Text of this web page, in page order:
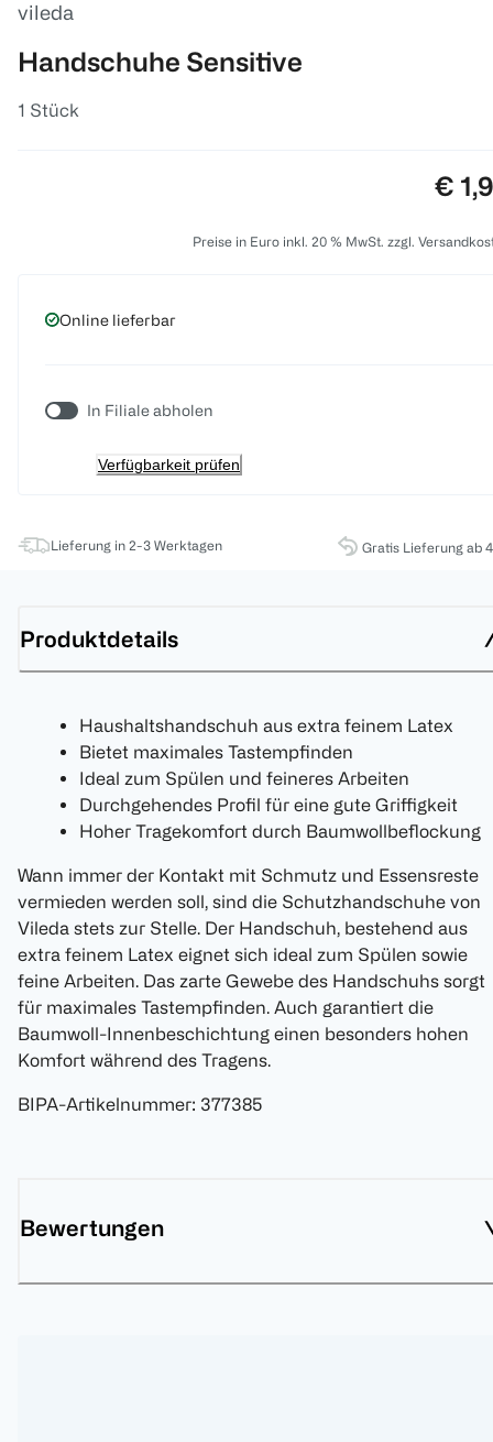
vileda
Handschuhe Sensitive
1 Stück
€
Preise in Euro inkl. 20 % MwSt. zzgl.
Online lieferbar
In Filiale abholen
Verfügbarkeit prüfen
Lieferung in 2-3 Werktagen Gratis Lieferung ab
Produktdetails
Haushaltshandschuh aus extra feinem Latex
Bietet maximales Tastempfinden
Ideal zum Spülen und feineres Arbeiten
Durchgehendes Profil für eine gute Griffigkeit
Hoher Tragekomfort durch Baumwollbeflockung
Wann immer der Kontakt mit Schmutz und Essensreste
vermieden werden soll, sind die Schutzhandschuhe von
Vileda stets zur Stelle. Der Handschuh, bestehend aus
extra feinem Latex eignet sich ideal zum Spülen sowie
feine Arbeiten. Das zarte Gewebe des Handschuhs sorgt
für maximales Tastempfinden. Auch garantiert die
Baumwoll-Innenbeschichtung einen besonders hohen
Komfort während des Tragens.
BIPA-Artikelnummer: 377385
Bewertungen